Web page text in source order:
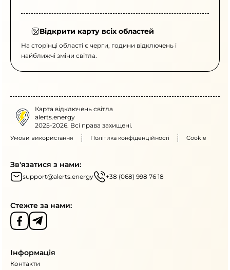
Відкрити карту всіх областей
На сторінці області є черги, години відключень і
найближчі зміни світла.
Карта відключень світла
alerts.energy
2025-2026. Всі права захищені.
Умови використання Політика конфіденційності Cookie
Зв'язатися з нами:
support@alerts.energy +38 (068) 998 76 18
Стежте за нами:
Інформація
Контакти